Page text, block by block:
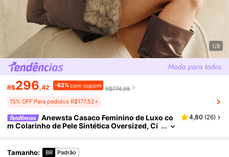
1/8
R$296,42 -62%com cupom R$774,95
15% OFF Para pedidos R$177,52+
Anewsta Casaco Feminino de Luxo co
m Colarinho de Pele Sintética Oversized, Ci
e, Estiloso, Natal, Uso Social
4,80 (26)
Tamanho: BR Padrão